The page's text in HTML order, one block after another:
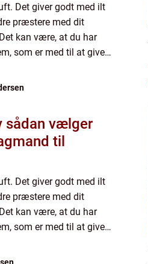
Det giver godt med ilt
præstere med dit
kan være, at du har
som er med til at give
til
Det giver godt med ilt
præstere med dit
kan være, at du har
som er med til at give